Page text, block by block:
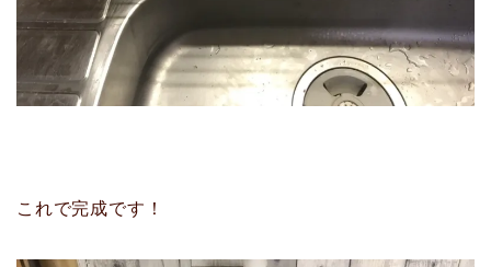
これで完成です！